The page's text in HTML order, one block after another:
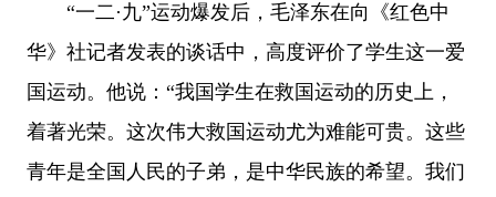
“一二·九”运动爆发后，毛泽东在向《红色中
华》社记者发表的谈话中，高度评价了学生这一爱
国运动。他说：“我国学生在救国运动的历史上，
着著光荣。这次伟大救国运动尤为难能可贵。这些
青年是全国人民的子弟，是中华民族的希望。我们